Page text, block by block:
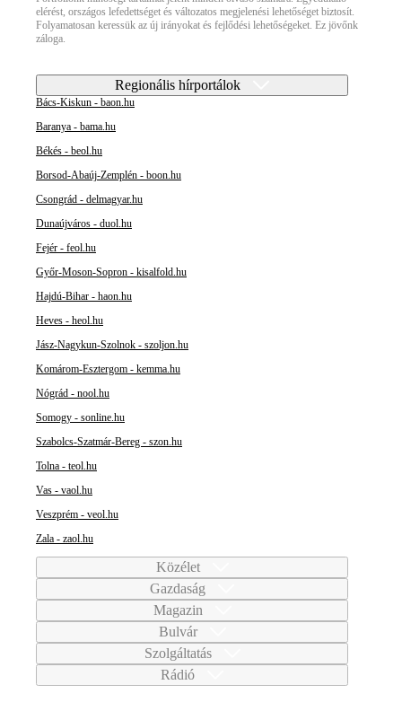
elérést, országos lefedettséget és változatos megjelenési lehetőséget biztosít.
Folyamatosan keressük az új irányokat és fejlődési lehetőségeket. Ez jövőnk
záloga.
Regionális hírportálok
Bács-Kiskun - baon.hu
Baranya - bama.hu
Békés - beol.hu
Borsod-Abaúj-Zemplén - boon.hu
Csongrád - delmagyar.hu
Dunaújváros - duol.hu
Fejér - feol.hu
Győr-Moson-Sopron - kisalfold.hu
Hajdú-Bihar - haon.hu
Heves - heol.hu
Jász-Nagykun-Szolnok - szoljon.hu
Komárom-Esztergom - kemma.hu
Nógrád - nool.hu
Somogy - sonline.hu
Szabolcs-Szatmár-Bereg - szon.hu
Tolna - teol.hu
Vas - vaol.hu
Veszprém - veol.hu
Zala - zaol.hu
Közélet
Gazdaság
Magazin
Bulvár
Szolgáltatás
Rádió